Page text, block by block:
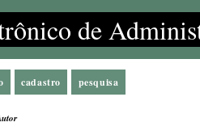
de
cadastro pesquisa